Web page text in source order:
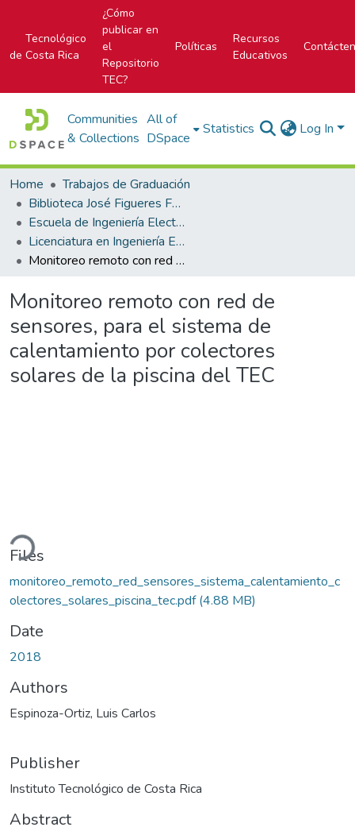
Tecnológico
de Costa Rica
¿Cómo
publicar en
el
Repositorio
TEC?
Políticas
Recursos
Educativos
Communities
& Collections
All of
DSpace
Statistics Log In
Home
Trabajos de Graduación
Biblioteca José Figueres Ferrer
Escuela de Ingeniería Electrónica
Licenciatura en Ingeniería Electrónica
Monitoreo remoto con red de sensores, para el sistema de calentamiento por colectores solares de la piscina del TEC
Monitoreo remoto con red de
sensores, para el sistema de
calentamiento por colectores
solares de la piscina del TEC
Files
monitoreo_remoto_red_sensores_sistema_calentamiento_c
olectores_solares_piscina_tec.pdf(4.88 MB)
Date
2018
Authors
Espinoza-Ortiz, Luis Carlos
Publisher
Instituto Tecnológico de Costa Rica
Abstract